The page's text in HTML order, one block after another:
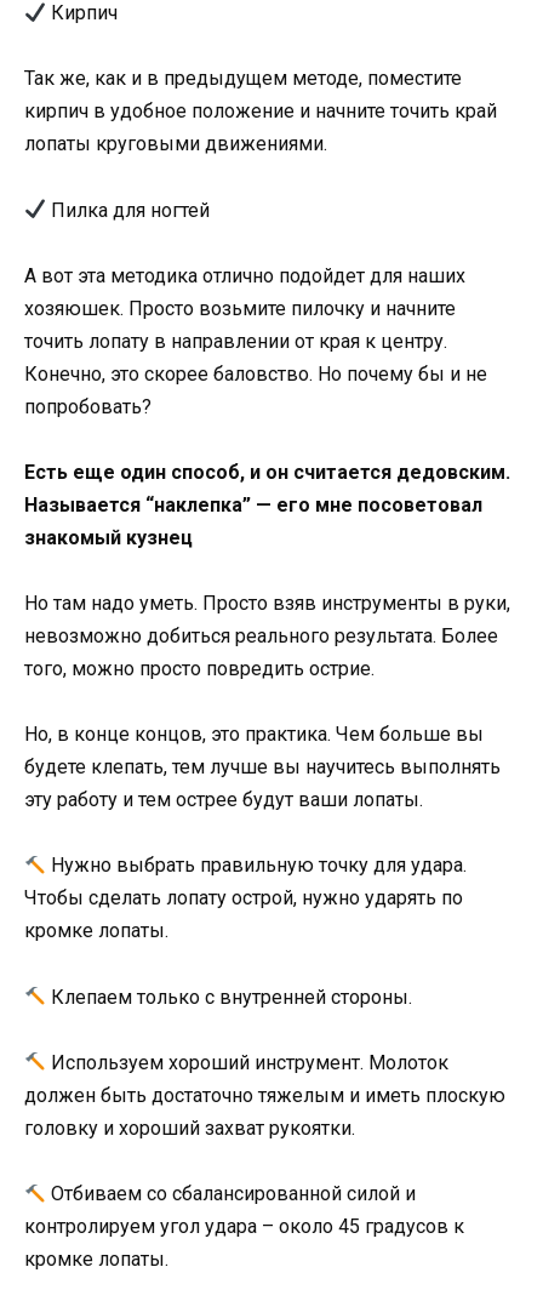
Кирпич
Так же, как и в предыдущем методе, поместите
кирпич в удобное положение и начните точить край
лопаты круговыми движениями.
Пилка для ногтей
А вот эта методика отлично подойдет для наших
хозяюшек. Просто возьмите пилочку и начните
точить лопату в направлении от края к центру.
Конечно, это скорее баловство. Но почему бы и не
попробовать?
Есть еще один способ, и он считается дедовским.
Называется “наклепка” — его мне посоветовал
знакомый кузнец
Но там надо уметь. Просто взяв инструменты в руки,
невозможно добиться реального результата. Более
того, можно просто повредить острие.
Но, в конце концов, это практика. Чем больше вы
будете клепать, тем лучше вы научитесь выполнять
эту работу и тем острее будут ваши лопаты.
Нужно выбрать правильную точку для удара.
Чтобы сделать лопату острой, нужно ударять по
кромке лопаты.
Клепаем только с внутренней стороны.
Используем хороший инструмент. Молоток
должен быть достаточно тяжелым и иметь плоскую
головку и хороший захват рукоятки.
Отбиваем со сбалансированной силой и
контролируем угол удара – около 45 градусов к
кромке лопаты.